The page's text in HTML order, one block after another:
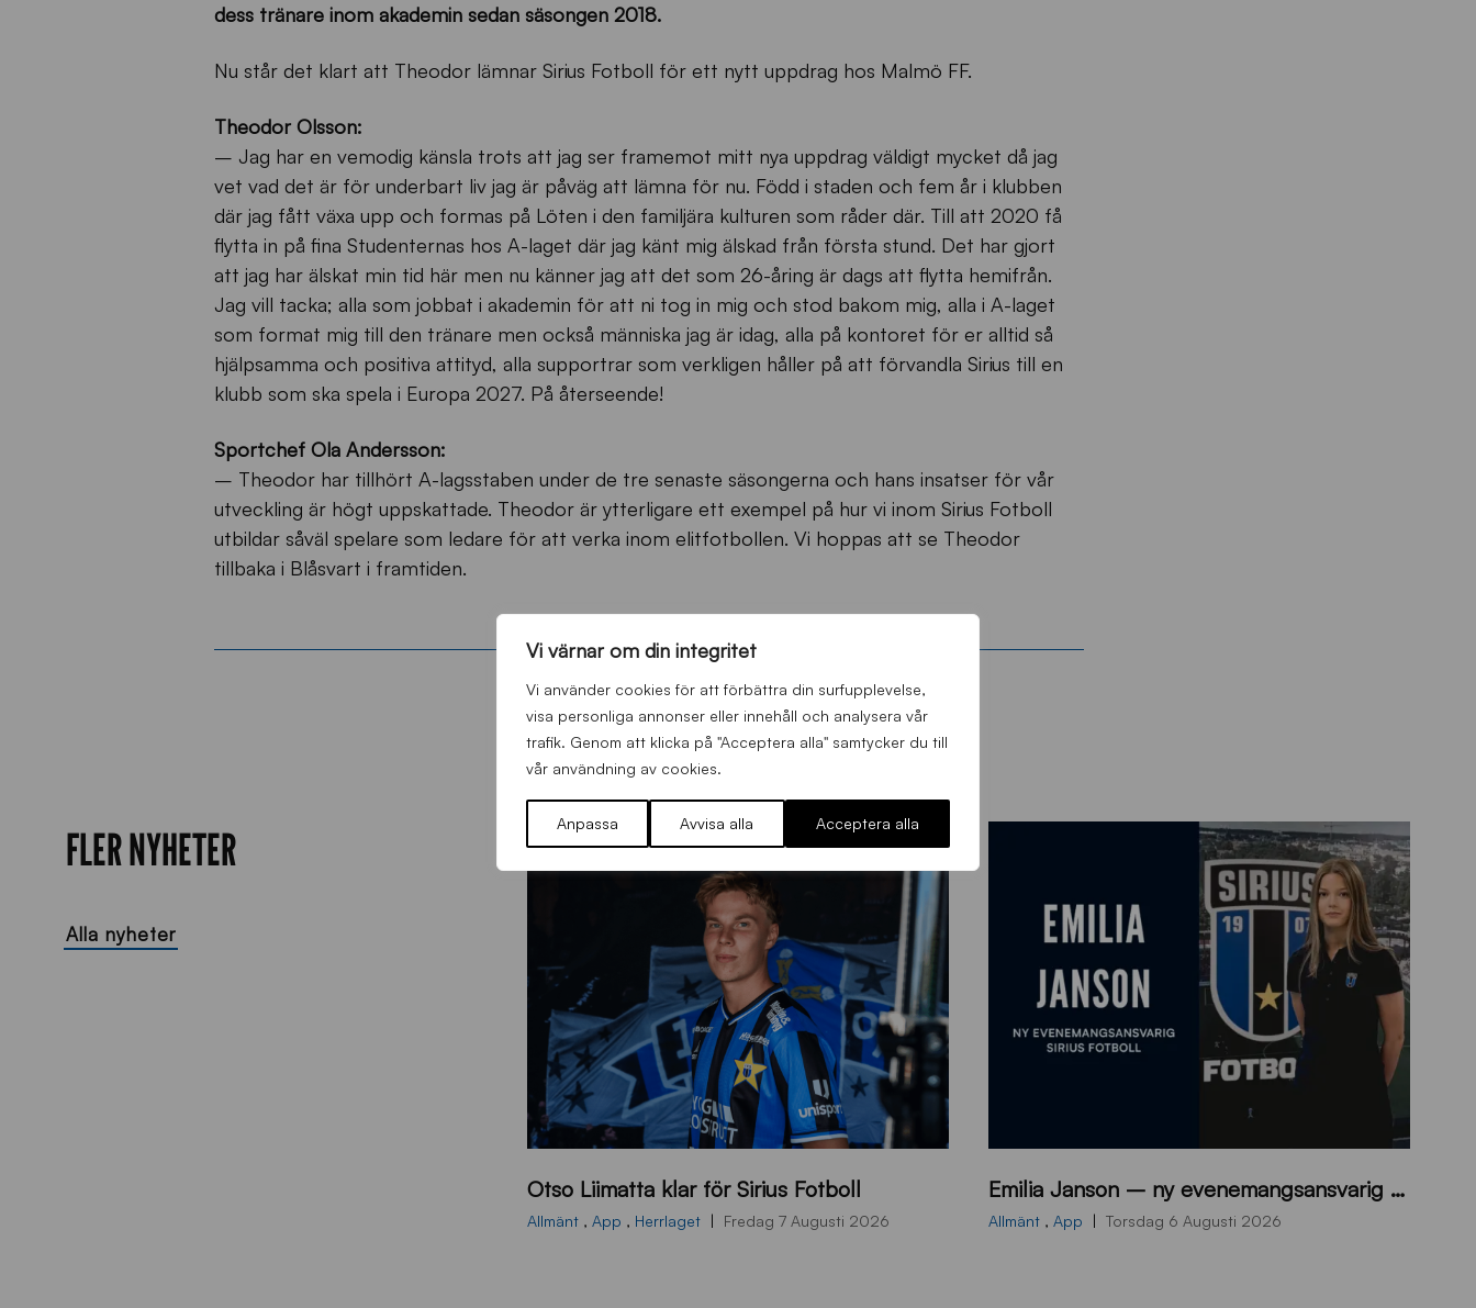
Vi värnar om din integritet
Vi använder cookies för att förbättra din surfupplevelse,
visa personliga annonser eller innehåll och analysera vår
trafik. Genom att klicka på "Acceptera alla" samtycker du till
vår användning av cookies.
Anpassa Avvisa alla Acceptera alla
dess tränare inom akademin sedan säsongen 2018.
Nu står det klart att Theodor lämnar Sirius Fotboll för ett nytt uppdrag hos Malmö FF.
Theodor Olsson:
– Jag har en vemodig känsla trots att jag ser framemot mitt nya uppdrag väldigt mycket då jag
vet vad det är för underbart liv jag är påväg att lämna för nu. Född i staden och fem år i klubben
där jag fått växa upp och formas på Löten i den familjära kulturen som råder där. Till att 2020 få
flytta in på fina Studenternas hos A-laget där jag känt mig älskad från första stund. Det har gjort
att jag har älskat min tid här men nu känner jag att det som 26-åring är dags att flytta hemifrån.
Jag vill tacka; alla som jobbat i akademin för att ni tog in mig och stod bakom mig, alla i A-laget
som format mig till den tränare men också människa jag är idag, alla på kontoret för er alltid så
hjälpsamma och positiva attityd, alla supportrar som verkligen håller på att förvandla Sirius till en
klubb som ska spela i Europa 2027. På återseende!
Sportchef Ola Andersson:
– Theodor har tillhört A-lagsstaben under de tre senaste säsongerna och hans insatser för vår
utveckling är högt uppskattade. Theodor är ytterligare ett exempel på hur vi inom Sirius Fotboll
utbildar såväl spelare som ledare för att verka inom elitfotbollen. Vi hoppas att se Theodor
tillbaka i Blåsvart i framtiden.
FLER NYHETER
Alla nyheter
L
_
Otso Liimatta klar för Sirius Fotboll
Allmänt , App , Herrlaget Fredag 7 Augusti 2026
0
0
Emilia Janson – ny evenemangsansvarig för Sirius Fotboll
Allmänt , App Torsdag 6 Augusti 2026